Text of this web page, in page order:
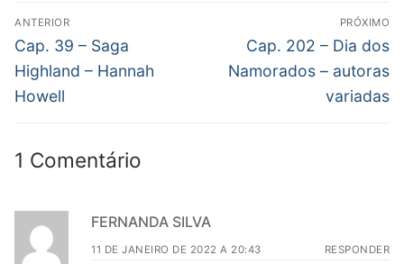
Navegação
de
Post
ANTERIOR
Post
anterior:
Cap. 39 – Saga
Highland – Hannah
Howell
PRÓXIMO
Próximo
post:
Cap. 202 – Dia dos
Namorados – autoras
variadas
1 Comentário
FERNANDA SILVA
11 DE JANEIRO DE 2022 A 20:43 RESPONDER